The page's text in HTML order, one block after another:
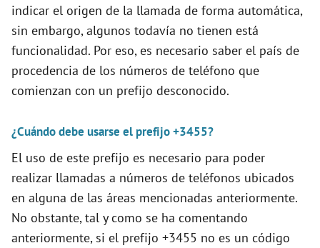
o
indicar el origen de la llamada de forma automática,
sin embargo, algunos todavía no tienen está
funcionalidad. Por eso, es necesario saber el país de
procedencia de los números de teléfono que
comienzan con un prefijo desconocido.
¿Cuándo debe usarse el prefijo +3455?
El uso de este prefijo es necesario para poder
realizar llamadas a números de teléfonos ubicados
en alguna de las áreas mencionadas anteriormente.
No obstante, tal y como se ha comentando
anteriormente, si el prefijo +3455 no es un código